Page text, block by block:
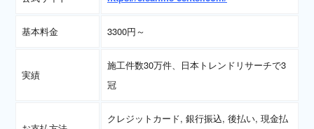
基本料金 3300円～
実績
施工件数30万件、日本トレンドリサーチで3
冠
クレジットカード, 銀行振込, 後払い, 現金払